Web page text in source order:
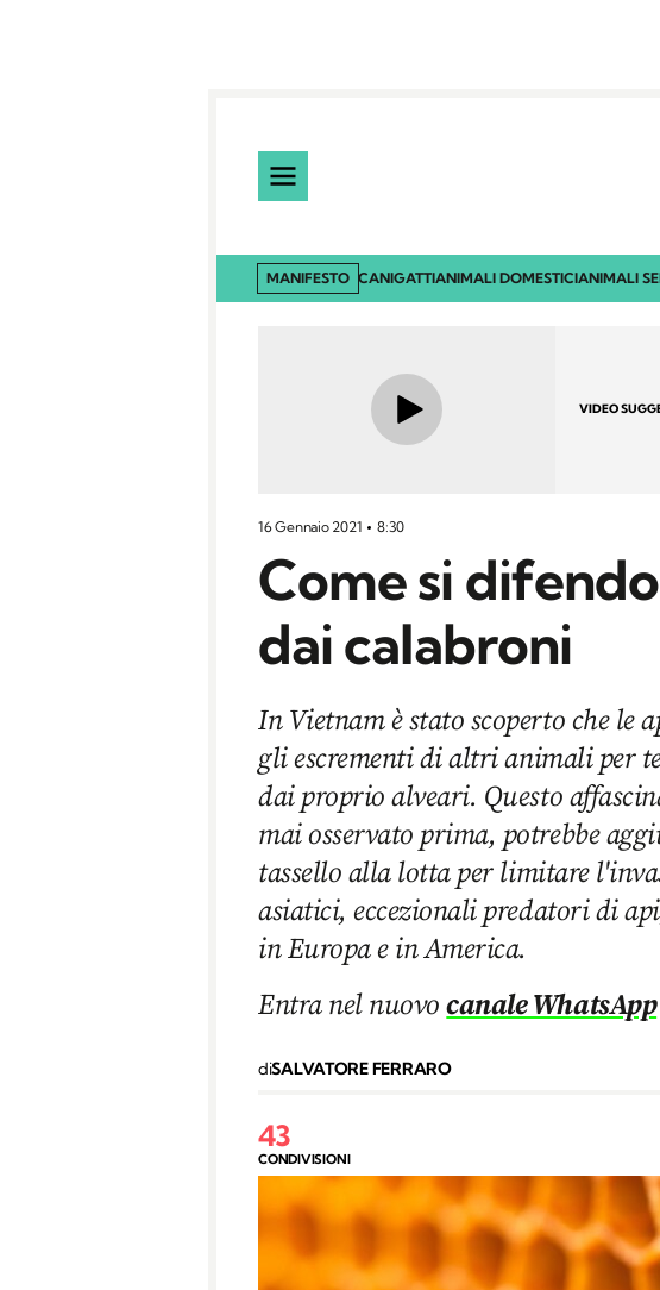
MANIFESTO CANIGATTIANIMALI DOMESTICIANIMALI
VIDEO
16 Gennaio 2021 8:30
Come si
dai calabroni
In Vietnam è stato scoperto che le
gli escrementi di altri animali per
dai proprio alveari. Questo
mai osservato prima, potrebbe
tassello alla lotta per limitare
asiatici, eccezionali predatori di
in Europa e in America.
Entra nel nuovocanale WhatsApp
diSALVATORE FERRARO
43
CONDIVISIONI